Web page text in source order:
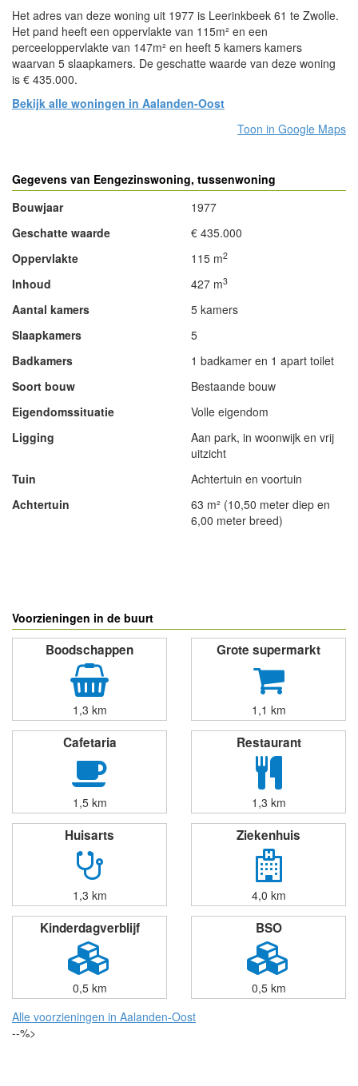
Het adres van deze woning uit 1977 is Leerinkbeek 61 te Zwolle.
Het pand heeft een oppervlakte van 115m² en een
perceeloppervlakte van 147m² en heeft 5 kamers kamers
waarvan 5 slaapkamers. De geschatte waarde van deze woning
is € 435.000.
Bekijk alle woningen in Aalanden-Oost
Toon in Google Maps
Gegevens van Eengezinswoning, tussenwoning
Bouwjaar
1977
Geschatte waarde
€ 435.000
Oppervlakte
115 m2
Inhoud 427 m3
Aantal kamers
5 kamers
Slaapkamers
5
Badkamers
1 badkamer en 1 apart toilet
Soort bouw
Bestaande bouw
Eigendomssituatie
Volle eigendom
Ligging
Aan park, in woonwijk en vrij
uitzicht
Tuin
Achtertuin en voortuin
Achtertuin
63 m² (10,50 meter diep en
6,00 meter breed)
Voorzieningen in de buurt
Boodschappen
1,3 km
Grote supermarkt
1,1 km
Cafetaria
1,5 km
Restaurant
1,3 km
Huisarts
1,3 km
Ziekenhuis
4,0 km
Kinderdagverblijf
0,5 km
BSO
0,5 km
Alle voorzieningen in Aalanden-Oost
--%>